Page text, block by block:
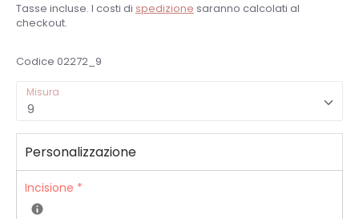
Tasse incluse. I costi di spedizione saranno calcolati al
checkout.
Codice 02272_9
Misura
9
Personalizzazione
Incisione *